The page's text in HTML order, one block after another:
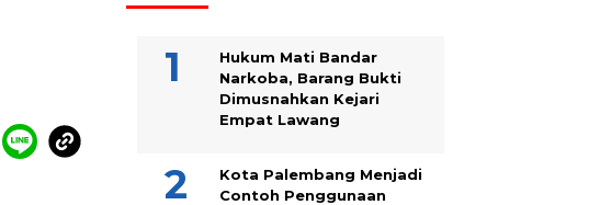
Hukum Mati Bandar
Narkoba, Barang Bukti
Dimusnahkan Kejari
Empat Lawang
Kota Palembang Menjadi
Contoh Penggunaan